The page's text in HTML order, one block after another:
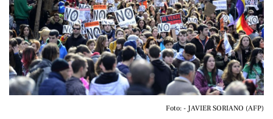
Foto: - JAVIER SORIANO (AFP)